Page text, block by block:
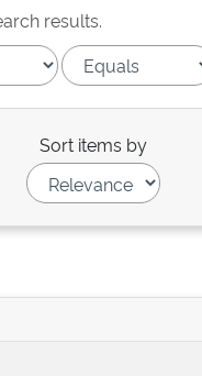
results.
Sort items by